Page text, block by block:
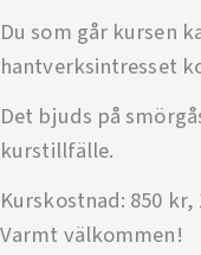
Du som går kursen
hantverksintresset
Det bjuds på
kurstillfälle.
Kurskostnad: 850
Varmt välkommen!